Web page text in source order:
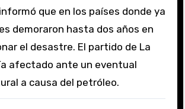
que en los países donde ya
demoraron hasta dos años en
el desastre. El partido de La
afectado ante un eventual
a causa del petróleo.